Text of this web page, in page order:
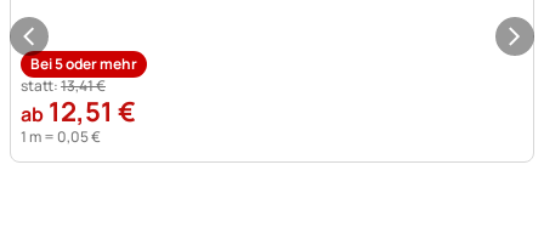
Bei 5 oder mehr
statt:13,41€
ab 12,51 €
1 m = 0,05€